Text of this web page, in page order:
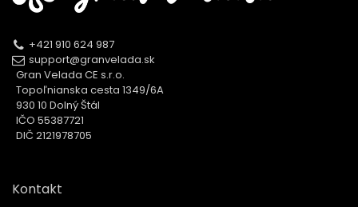
+421 910 624 987
support@granvelada.sk
Gran Velada CE s.r.o.
Topoľnianska cesta 1349/6A
930 10 Dolný Štál
IČO 55387721
DIČ 2121978705
Kontakt